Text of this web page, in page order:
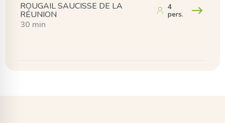
ROUGAIL SAUCISSE DE LA
RÉUNION
4
pers.
30 min